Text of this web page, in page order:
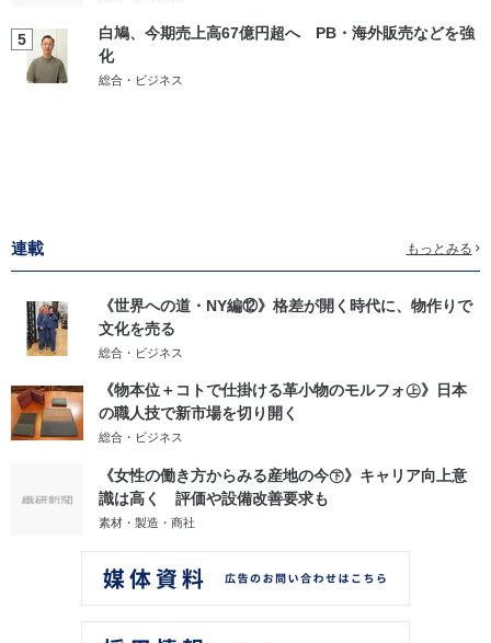
5
白鳩、今期売上高67億円超へ PB・海外販売などを強
化
総合・ビジネス
連載 もっとみる
《世界への道・NY編⑫》格差が開く時代に、物作りで
文化を売る
総合・ビジネス
《物本位＋コトで仕掛ける革小物のモルフォ㊤》日本
の職人技で新市場を切り開く
総合・ビジネス
《女性の働き方からみる産地の今㊦》キャリア向上意
識は高く 評価や設備改善要求も
素材・製造・商社